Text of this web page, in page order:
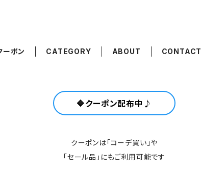
ーポン CATEGORY ABOUT CONTACT
🔷クーポン配布中♪
クーポンは「コーデ買い」や
「セール品」にもご利用可能です